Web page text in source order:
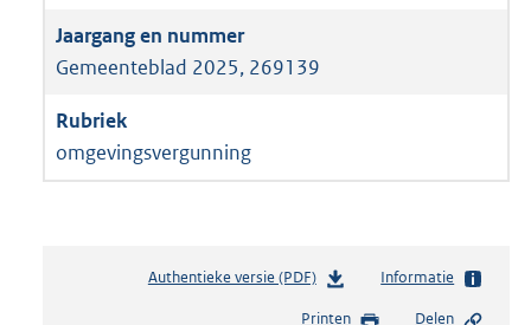
Gemeenteblad 2025, 269139
omgevingsvergunning
Authentieke versie (PDF)b
Informatie
Printen Delen